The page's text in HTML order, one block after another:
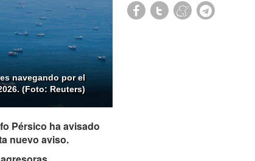
navegando por el
(Foto: Reuters)
Pérsico ha avisado
nuevo aviso.